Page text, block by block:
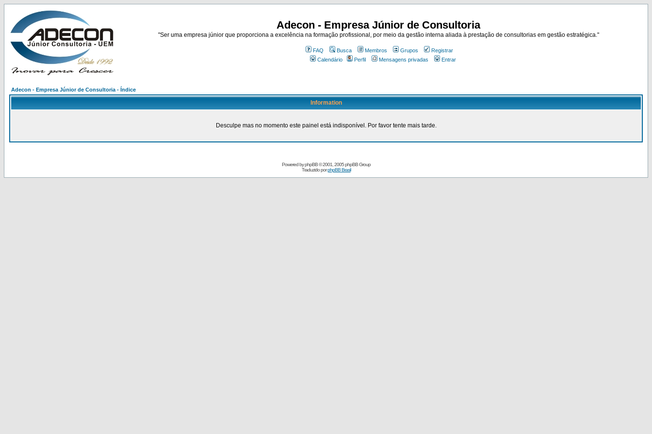
Adecon - Empresa Júnior de Consultoria
"Ser uma empresa júnior que proporciona a excelência na formação profissional, por meio da gestão interna aliada à prestação de consultorias em gestão estratégica."
FAQ Busca Membros Grupos
Registrar
Calendário
Perfil Mensagens privadas Entrar
Adecon - Empresa Júnior de Consultoria - Índice
Information
Desculpe mas no momento este painel está indisponível. Por favor tente mais tarde.
Powered byphpBB© 2001, 2005 phpBB Group
Traduzido porphpBB Brasil